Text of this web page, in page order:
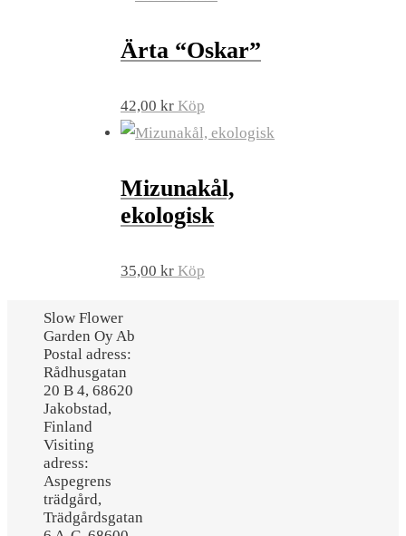
Ärta “Oskar”
42,00 kr Köp
Mizunakål,
ekologisk
35,00 kr Köp
Slow Flower
Garden Oy Ab
Postal adress:
Rådhusgatan
20 B 4, 68620
Jakobstad,
Finland
Visiting
adress:
Aspegrens
trädgård,
Trädgårdsgatan